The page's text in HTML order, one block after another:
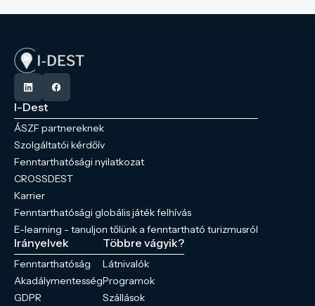
I-Dest
ÁSZF partnereknek
Szolgáltatói kérdőív
Fenntarthatósági nyilatkozat
CROSSDEST
Karrier
Fenntarthatósági globális játék felhívás
E-learning - tanuljon tőlünk a fenntartható turizmusról
Irányelvek
Fenntarthatóság
Akadálymentesség
GDPR
Többre vágyik?
Látnivalók
Programok
Szállások